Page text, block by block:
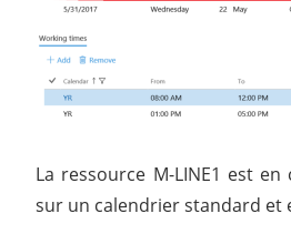
La ressource M-LINE1 est
sur un calendrier standard et